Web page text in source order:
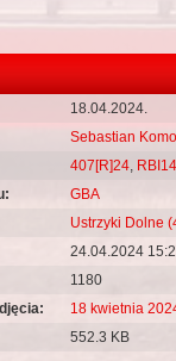
18.04.2024.
Sebastian
407[R]24,
GBA
Ustrzyki Dolne
24.04.2024
1180
18 kwietnia
552.3 KB